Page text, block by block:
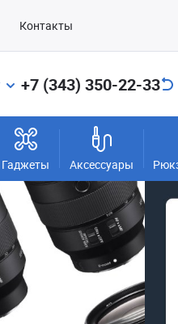
Контакты
+7 (343) 350-22-33
Гаджеты Аксессуары